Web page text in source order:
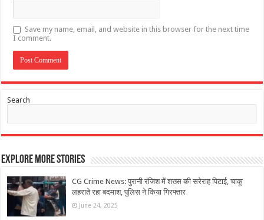
Save my name, email, and website in this browser for the next time
I comment.
Search
Explore More Stories
CG Crime News: पुरानी रंजिश में शख्स की सरेराह पिटाई, चाकू
लहराते रहा बदमाश, पुलिस ने किया गिरफ्तार
June 24, 2025